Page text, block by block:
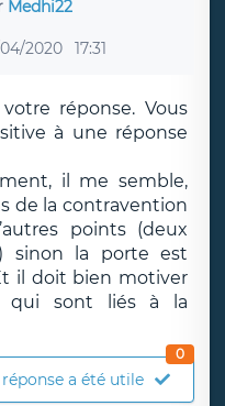
Medhi22
2020 17:31
réponse. Vous
à une réponse
il me semble,
de la contravention
points (deux
sinon la porte est
il doit bien motiver
qui sont liés à la
a été utile
0